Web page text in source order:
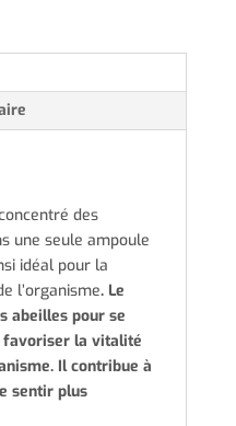
des
une seule ampoule
idéal pour la
l’organisme. Le
abeilles pour se
favoriser la vitalité
Il contribue à
sentir plus